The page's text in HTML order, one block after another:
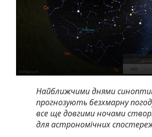
Найближчими днями
прогнозують безхмарну
все ще довгими ночами
для астрономічних